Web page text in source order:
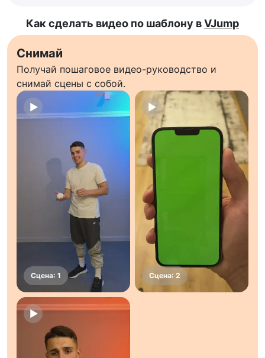
Как сделать видео по шаблону вVJump
Снимай
Получай пошаговое видео-руководство и
снимай сцены с собой.